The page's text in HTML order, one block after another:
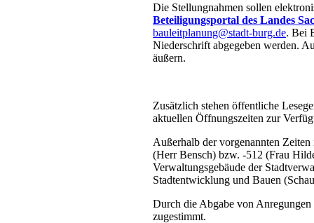
Die Stellungnahmen sollen
Beteiligungsportal des Landes
bauleitplanung@stadt-burg.de. Bei
Niederschrift abgegeben werden.
äußern.
Zusätzlich stehen öffentliche
aktuellen Öffnungszeiten zur
Außerhalb der vorgenannten
(Herr Bensch) bzw. -512 (Frau
Verwaltungsgebäude der
Stadtentwicklung und Bauen
Durch die Abgabe von
zugestimmt.